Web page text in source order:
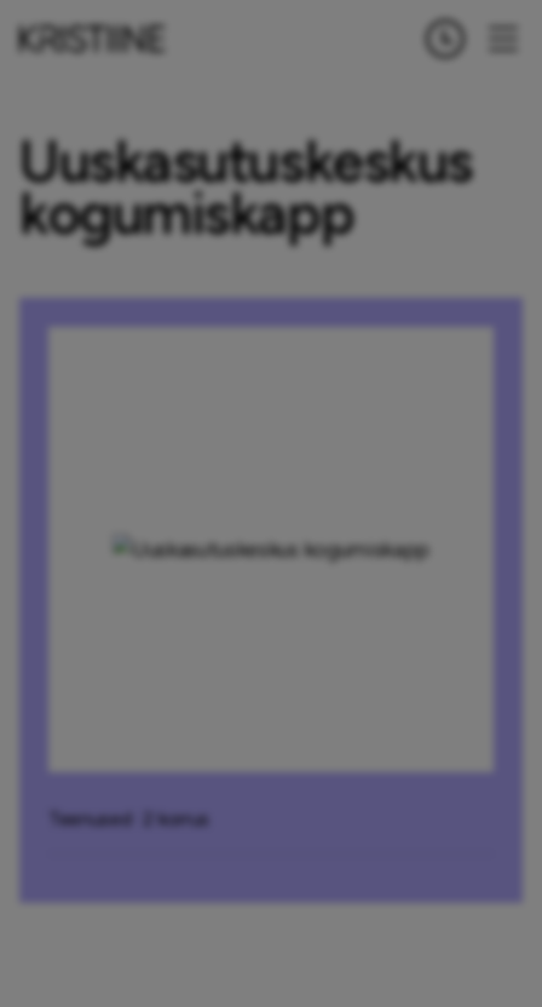
Uuskasutuskeskus
kogumiskapp
Teenused · 2 korrus